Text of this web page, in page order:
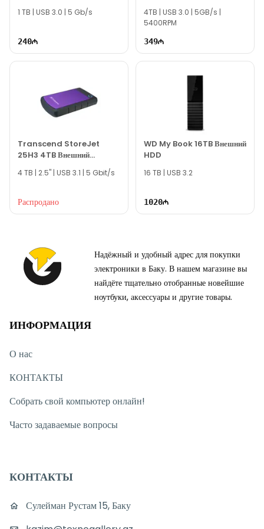
связанные с моделью WD My Book 6TB External HDD,
через онлайн-поддержку на нашем сайте.
Вне рабочего времени вы можете оставить заявку по
электронной почте или написать нам в WhatsApp.
Благодарим вас за проявленный интерес к нашей
1 TB | USB 3.0 | 5 Gb/s
240
USB3.0
4TB | USB 3.0 | 5GB/s |
5400RPM
349
Transcend StoreJet
25H3 4TB Внешний
Жесткий Диск
4 TB | 2.5" | USB 3.1 | 5 Gbit/s
Распродано
WD My Book 16TB Внешний
HDD
16 TB | USB 3.2
1020
Надёжный и удобный адрес для покупки
электроники в Баку. В нашем магазине вы
найдёте тщательно отобранные новейшие
ноутбуки, аксессуары и другие товары.
ИНФОРМАЦИЯ
О нас
КОНТАКТЫ
Собрать свой компьютер онлайн!
Часто задаваемые вопросы
КОНТАКТЫ
Сулейман Рустам 15, Баку